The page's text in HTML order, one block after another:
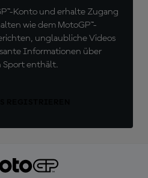
Konto und erhalte Zugang
wie dem MotoGP™-
unglaubliche Videos
Informationen über
Sport enthält.